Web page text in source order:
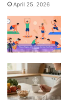
April 25, 2026